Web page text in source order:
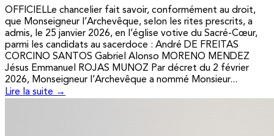
OFFICIELLe chancelier fait savoir, conformément au droit,
que Monseigneur l’Archevêque, selon les rites prescrits, a
admis, le 25 janvier 2026, en l’église votive du Sacré-Cœur,
parmi les candidats au sacerdoce : André DE FREITAS
CORCINO SANTOS Gabriel Alonso MORENO MENDEZ
Jésus Emmanuel ROJAS MUNOZ Par décret du 2 février
2026, Monseigneur l’Archevêque a nommé Monsieur...
Lire la suite →